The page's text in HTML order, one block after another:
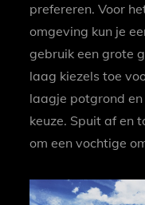
prefereren. Voor
omgeving kun je
gebruik een grote
laag kiezels toe
laagje potgrond
keuze. Spuit af en
om een vochtige